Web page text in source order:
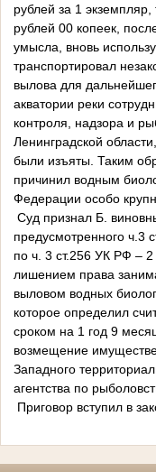
рублей за 1
рублей 00 копеек,
умысла, вновь
транспортировал
вылова для
акватории реки
контроля, надзора и
Ленинградской
были изъяты. Таким
причинил водным
Федерации особо
Суд признал Б.
предусмотренного ч.3
по ч. 3 ст.256 УК РФ –
лишением права
выловом водных
которое определил
сроком на 1 год 9
возмещение
Западного
агентства по
Приговор вступил в